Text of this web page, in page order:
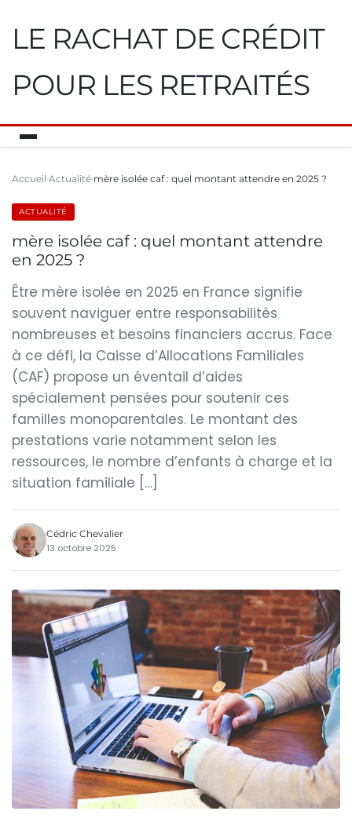
LE RACHAT DE CRÉDIT
POUR LES RETRAITÉS
Accueil Actualité mère isolée caf : quel montant attendre en 2025 ?
ACTUALITÉ
mère isolée caf : quel montant attendre
en 2025 ?
Être mère isolée en 2025 en France signifie
souvent naviguer entre responsabilités
nombreuses et besoins financiers accrus. Face
à ce défi, la Caisse d’Allocations Familiales
(CAF) propose un éventail d’aides
spécialement pensées pour soutenir ces
familles monoparentales. Le montant des
prestations varie notamment selon les
ressources, le nombre d’enfants à charge et la
situation familiale […]
Cédric Chevalier
13 octobre 2025